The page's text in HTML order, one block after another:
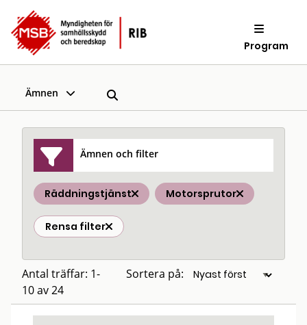
Program
Ämnen
Ämnen och filter
Räddningstjänst Motorsprutor
Rensa filter
Antal träffar: 1-
10 av 24
Sortera på: